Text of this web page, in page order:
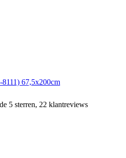
67,5x200cm
5 sterren, 22 klantreviews